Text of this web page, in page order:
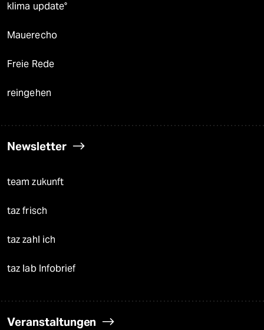
klima update°
Mauerecho
Freie Rede
reingehen
Newsletter
team zukunft
taz frisch
taz zahl ich
taz lab Infobrief
Veranstaltungen